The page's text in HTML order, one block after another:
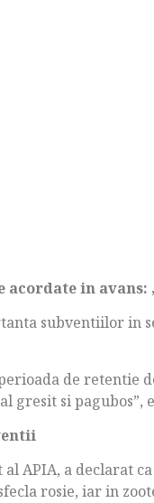
in avans:
subventiilor in
de retentie
gresit si pagubos”,
APIA, a declarat
rosie, iar in